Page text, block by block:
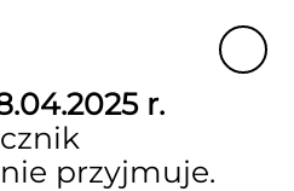
r.
przyjmuje.